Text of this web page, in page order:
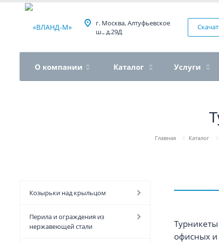
г. Москва, Алтуфьевское
ш., д.29Д
О компании Каталог Услуги
Главная Каталог
офисных и
Козырьки над крыльцом
Перила и ограждения из
нержавеющей стали